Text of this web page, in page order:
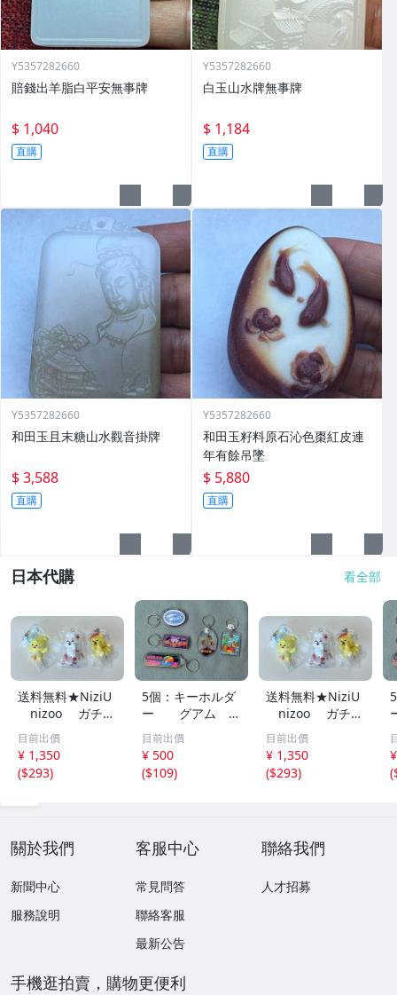
Y5357282660
賠錢出羊脂白平安無事牌
$ 1,040
直購
Y5357282660
白玉山水牌無事牌
$ 1,184
直購
Y5357282660
和田玉且末糖山水觀音掛牌
$ 3,588
直購
Y5357282660
和田玉籽料原石沁色棗紅皮連
年有餘吊墜
$ 5,880
直購
日本代購 看全部
送料無料★NiziU
nizoo ガチャ
★リヨ ラーヌ
リチュ リオ リ
マ リク★カニカ
ン
目前出價
¥ 1,350
($293)
5個：キーホルダ
ー グアム G
UAM 観光土
産 透明プラスチ
ック
目前出價
¥ 500
($109)
送料無料★NiziU
nizoo ガチャ
★リヨ ラーヌ
リチュ リオ リ
マ リク★カニカ
ン
目前出價
¥ 1,350
($293)
(
關於我們
新聞中心
服務說明
客服中心
常見問答
聯絡客服
最新公告
聯絡我們
人才招募
手機逛拍賣，購物更便利